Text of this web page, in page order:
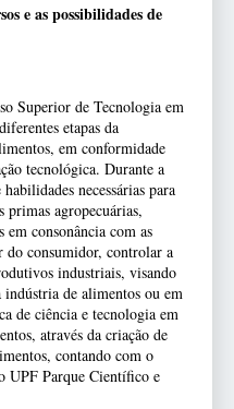
e as possibilidades de
Superior de Tecnologia em
etapas da
em conformidade
tecnológica. Durante a
necessárias para
primas agropecuárias,
consonância com as
do consumidor, controlar a
industriais, visando
indústria de alimentos ou em
de ciência e tecnologia em
através da criação de
contando com o
UPF Parque Científico e